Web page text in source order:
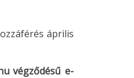
április
végződésű e-